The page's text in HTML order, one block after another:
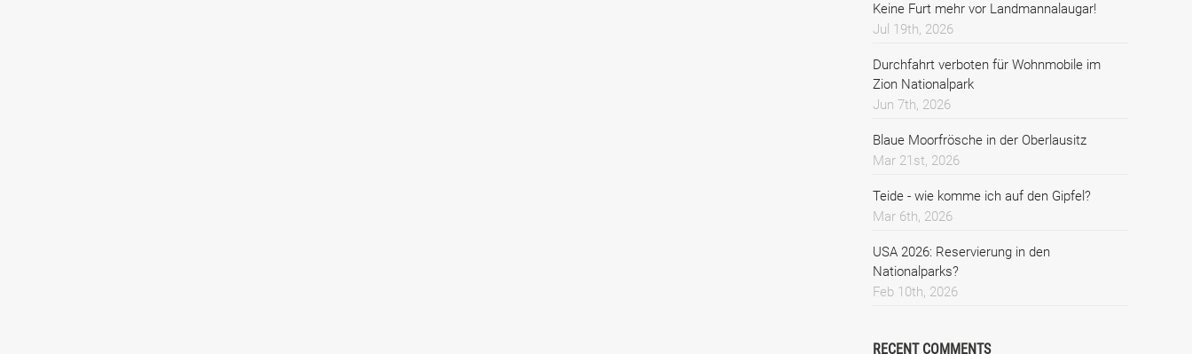
Keine Furt mehr vor Landmannalaugar!
Jul 19th, 2026
Durchfahrt verboten für Wohnmobile im
Zion Nationalpark
Jun 7th, 2026
Blaue Moorfrösche in der Oberlausitz
Mar 21st, 2026
Teide - wie komme ich auf den Gipfel?
Mar 6th, 2026
USA 2026: Reservierung in den
Nationalparks?
Feb 10th, 2026
RECENT COMMENTS